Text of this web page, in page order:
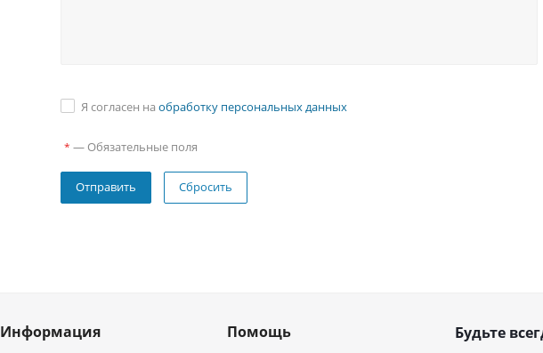
Я согласен на обработку персональных данных
* — Обязательные поля
Сбросить
Информация Помощь Будьте